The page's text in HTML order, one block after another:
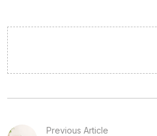
Previous Article